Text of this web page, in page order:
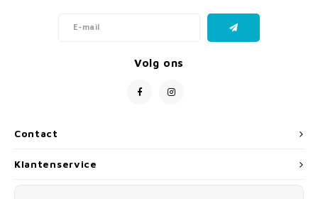
Contact
Volg ons
Klantenservice